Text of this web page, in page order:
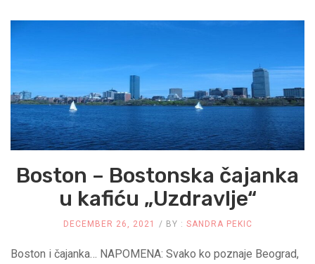
KOJI
NE
MOŽE
RAZOČARA!
Boston – Bostonska čajanka
u kafiću „Uzdravlje“
DECEMBER 26, 2021 BY : SANDRA PEKIC
Boston i čajanka… NAPOMENA: Svako ko poznaje Beograd,